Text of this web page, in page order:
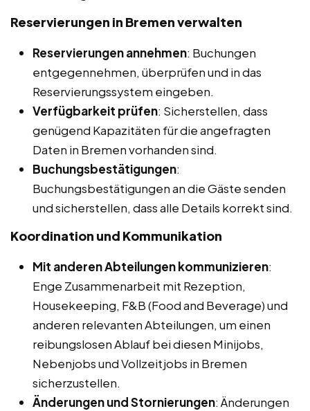
Reservierungen in Bremenverwalten
Reservierungen annehmen: Buchungen
entgegennehmen, überprüfen und in das
Reservierungssystem eingeben.
Verfügbarkeit prüfen: Sicherstellen, dass
genügend Kapazitäten für die angefragten
Daten in Bremen vorhanden sind.
Buchungsbestätigungen:
Buchungsbestätigungen an die Gäste senden
und sicherstellen, dass alle Details korrekt sind.
Koordination und Kommunikation
Mit anderen Abteilungen kommunizieren:
Enge Zusammenarbeit mit Rezeption,
Housekeeping, F&B (Food and Beverage) und
anderen relevanten Abteilungen, um einen
reibungslosen Ablauf bei diesen Minijobs,
Nebenjobs und Vollzeitjobs in Bremen
sicherzustellen.
Änderungen und Stornierungen: Änderungen